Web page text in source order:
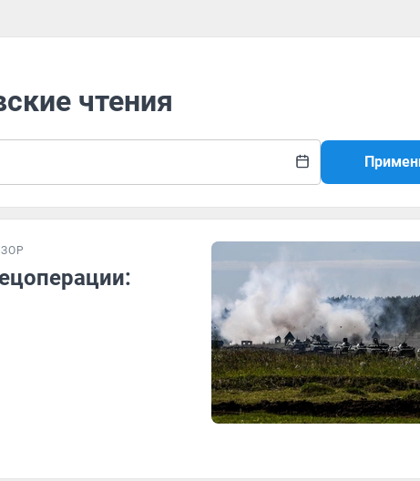
чтения